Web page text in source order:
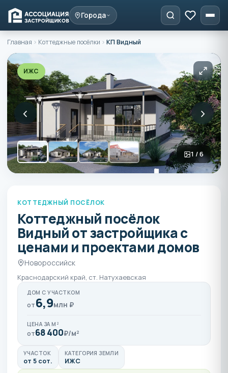
Города
Главная › Коттеджные посёлки › КП Видный
ИЖС
‹ ›
1 / 6
КОТТЕДЖНЫЙ ПОСЁЛОК
Коттеджный посёлок
Видный от застройщика с
ценами и проектами домов
Новороссийск
Краснодарский край, ст. Натухаевская
ДОМ С УЧАСТКОМ
от6,9млн ₽
ЦЕНА ЗА М²
от68 400₽/м²
УЧАСТОК
от 5 сот.
КАТЕГОРИЯ ЗЕМЛИ
ИЖС